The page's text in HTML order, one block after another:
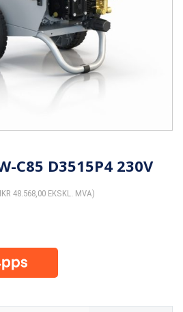
C85 D3515P4 230V
48.568,00 EKSKL. MVA)